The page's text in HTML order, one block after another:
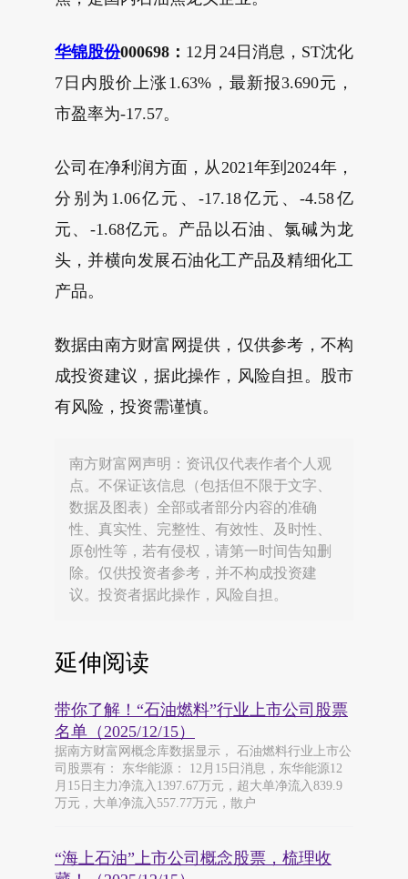
华锦股份000698： 12月24日消息，ST沈化
7日内股价上涨1.63%，最新报3.690元，
市盈率为-17.57。
公司在净利润方面，从2021年到2024年，
分别为1.06亿元、-17.18亿元、-4.58亿
元、-1.68亿元。产品以石油、氯碱为龙
头，并横向发展石油化工产品及精细化工
产品。
数据由南方财富网提供，仅供参考，不构
成投资建议，据此操作，风险自担。股市
有风险，投资需谨慎。
南方财富网声明：资讯仅代表作者个人观
点。不保证该信息（包括但不限于文字、
数据及图表）全部或者部分内容的准确
性、真实性、完整性、有效性、及时性、
原创性等，若有侵权，请第一时间告知删
除。仅供投资者参考，并不构成投资建
议。投资者据此操作，风险自担。
延伸阅读
带你了解！“石油燃料”行业上市公司股票
名单（2025/12/15）
据南方财富网概念库数据显示， 石油燃料行业上市公
司股票有： 东华能源： 12月15日消息，东华能源12
月15日主力净流入1397.67万元，超大单净流入839.9
万元，大单净流入557.77万元，散户
“海上石油”上市公司概念股票，梳理收